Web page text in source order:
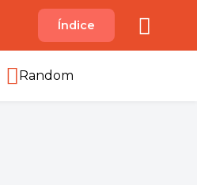
B C
Índice
Random